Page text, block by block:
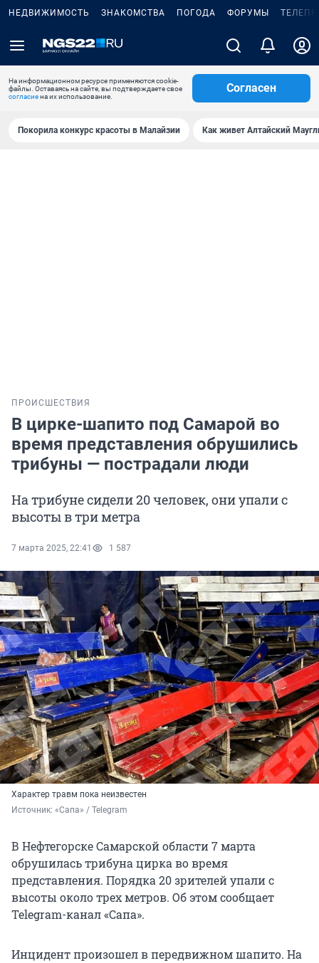
НЕДВИЖИМОСТЬ ЗНАКОМСТВА ПОГОДА ФОРУМЫ
На информационном ресурсе применяются cookie-
файлы. Оставаясь на сайте, вы подтверждаете свое
согласиена их использование.
Согласен
Покорила конкурс красоты в Малайзии Как живет Алтайский
ПРОИСШЕСТВИЯ
В цирке-шапито под Самарой во
время представления обрушились
трибуны — пострадали люди
На трибуне сидели 20 человек, они упали с
высоты в три метра
7 марта 2025, 22:41 1 587
Характер травм пока неизвестен
Источник: «Сапа» / Telegram
В Нефтегорске Самарской области 7 марта
обрушилась трибуна цирка во время
представления. Порядка 20 зрителей упали с
высоты около трех метров. Об этом сообщает
Telegram-канал «Сапа».
Инцидент произошел в передвижном шапито. На